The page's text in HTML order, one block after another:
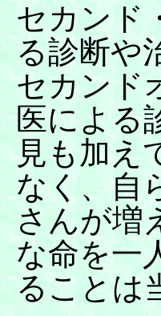
セカンド
る診断や
セカンド
医による
見も加え
なく、自
さんが増
な命を一
ることは